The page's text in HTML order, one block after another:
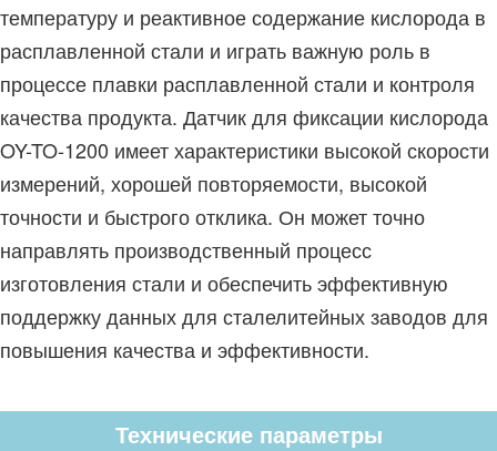
температуру и реактивное содержание кислорода в
расплавленной стали и играть важную роль в
процессе плавки расплавленной стали и контроля
качества продукта. Датчик для фиксации кислорода
OY-TO-1200 имеет характеристики высокой скорости
измерений, хорошей повторяемости, высокой
точности и быстрого отклика. Он может точно
направлять производственный процесс
изготовления стали и обеспечить эффективную
поддержку данных для сталелитейных заводов для
повышения качества и эффективности.
Технические параметры